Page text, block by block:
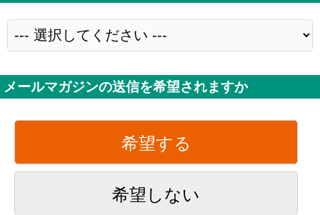
メールマガジンの送信を希望されますか
希望する
希望しない